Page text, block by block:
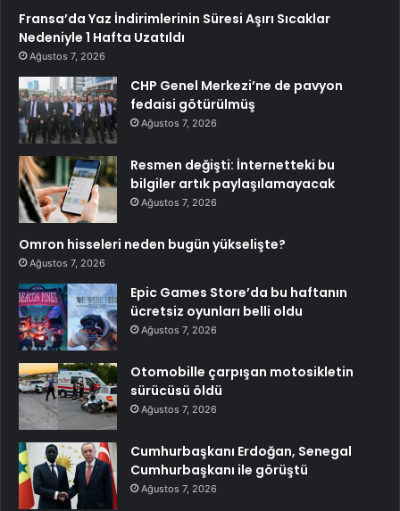
Fransa’da Yaz İndirimlerinin Süresi Aşırı Sıcaklar
Nedeniyle 1 Hafta Uzatıldı
Ağustos 7, 2026
CHP Genel Merkezi’ne de pavyon
fedaisi götürülmüş
Ağustos 7, 2026
Resmen değişti: İnternetteki bu
bilgiler artık paylaşılamayacak
Ağustos 7, 2026
Omron hisseleri neden bugün yükselişte?
Ağustos 7, 2026
Epic Games Store’da bu haftanın
ücretsiz oyunları belli oldu
Ağustos 7, 2026
Otomobille çarpışan motosikletin
sürücüsü öldü
Ağustos 7, 2026
Cumhurbaşkanı Erdoğan, Senegal
Cumhurbaşkanı ile görüştü
Ağustos 7, 2026